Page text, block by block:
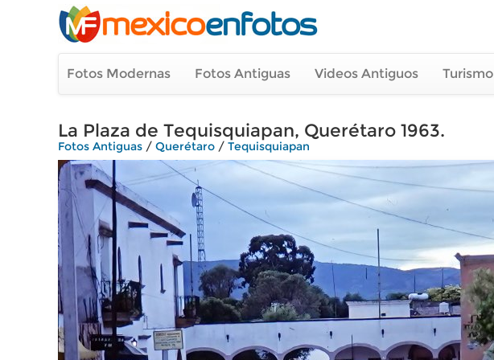
Fotos Modernas Fotos Antiguas Videos Antiguos Turismo
La Plaza de Tequisquiapan, Querétaro 1963.
Fotos Antiguas / Querétaro / Tequisquiapan